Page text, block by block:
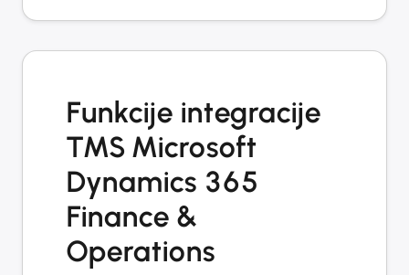
Funkcije integracije
TMS Microsoft
Dynamics 365
Finance &
Operations